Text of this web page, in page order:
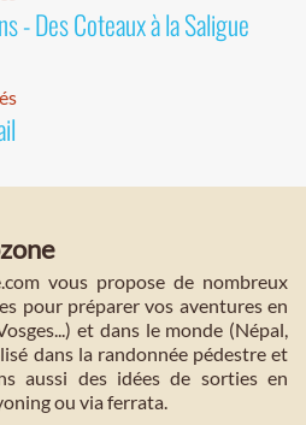
- Des Coteaux à la Saligue
vous propose de nombreux
pour préparer vos aventures en
et dans le monde (Népal,
dans la randonnée pédestre et
aussi des idées de sorties en
ou via ferrata.